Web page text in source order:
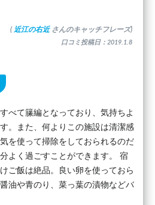
( 近江の右近 さんのキャッチフレーズ)
口コミ投稿日：2019.1.8
べて籘編となっており、気持ちよ
。また、何よりこの施設は清潔感
を使って掃除をしておられるのだ
よく過ごすことができます。 宿
ご飯は絶品。良い卵を使っておら
油や青のり、菜っ葉の漬物などバ